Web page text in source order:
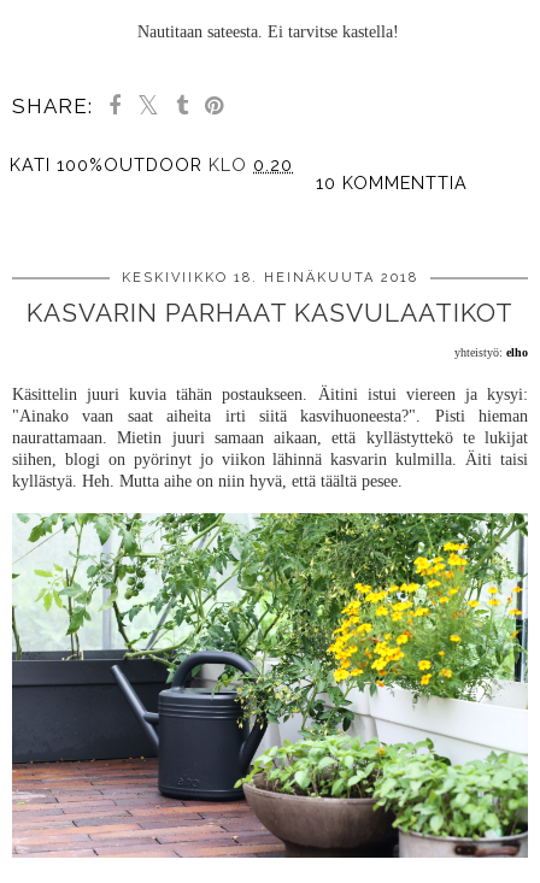
Nautitaan sateesta. Ei tarvitse kastella!
SHARE:
KATI 100%OUTDOOR KLO 0.20
10 KOMMENTTIA
KESKIVIIKKO 18. HEINÄKUUTA 2018
KASVARIN PARHAAT KASVULAATIKOT
yhteistyö: elho
Käsittelin juuri kuvia tähän postaukseen. Äitini istui viereen ja kysyi:
"Ainako vaan saat aiheita irti siitä kasvihuoneesta?". Pisti hieman
naurattamaan. Mietin juuri samaan aikaan, että kyllästyttekö te lukijat
siihen, blogi on pyörinyt jo viikon lähinnä kasvarin kulmilla. Äiti taisi
kyllästyä. Heh. Mutta aihe on niin hyvä, että täältä pesee.